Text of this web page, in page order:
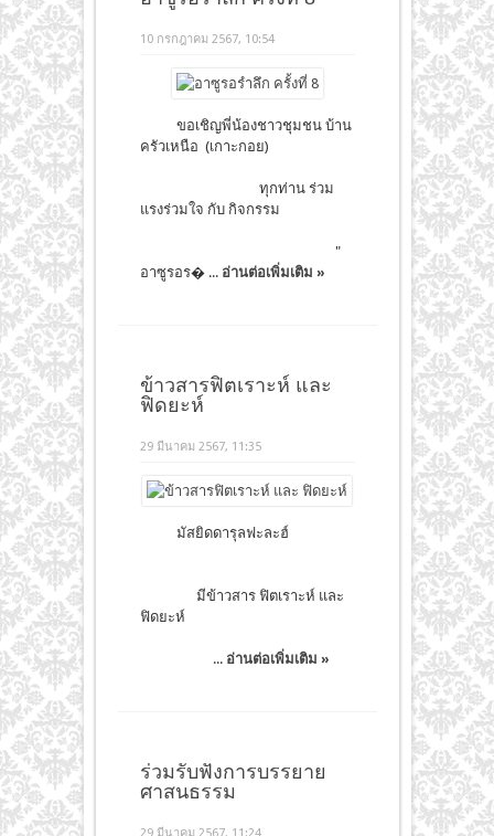
10 กรกฎาคม 2567, 10:54
ขอเชิญพี่น้องชาวชุมชน บ้าน
ครัวเหนือ (เกาะกอย)
ทุกท่าน ร่วม
แรงร่วมใจ กับ กิจกรรม
"
อาซูรอร� ... อ่านต่อเพิ่มเติม »
ข้าวสารฟิตเราะห์ และ
ฟิดยะห์
29 มีนาคม 2567, 11:35
มัสยิดดารุลฟะละฮ์
มีข้าวสาร ฟิตเราะห์ และ
ฟิดยะห์
... อ่านต่อเพิ่มเติม »
ร่วมรับฟังการบรรยาย
ศาสนธรรม